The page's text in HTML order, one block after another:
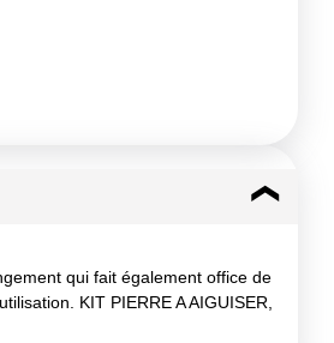
qui fait également office de
KIT PIERRE A AIGUISER,